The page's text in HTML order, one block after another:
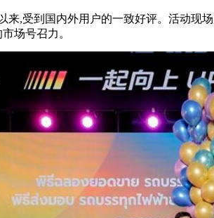
来,受到国内外用户的一致好评。活动现
场号召力。